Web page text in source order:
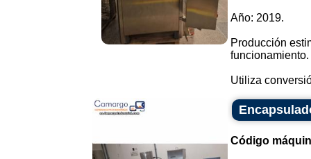
Año: 2019.
Producción
funcionamiento.
Utiliza
Código